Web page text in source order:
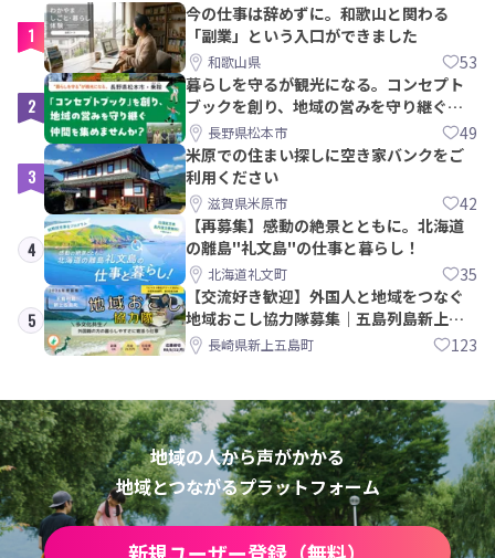
1
今の仕事は辞めずに。和歌山と関わる
「副業」という入口ができました
和歌山県 53
2
暮らしを守るが観光になる。コンセプト
ブックを創り、地域の営みを守り継ぐ仲
間を集めませんか？
長野県松本市 49
3
米原での住まい探しに空き家バンクをご
利用ください
滋賀県米原市 42
4
【再募集】感動の絶景とともに。北海道
の離島"礼文島"の仕事と暮らし！
北海道礼文町 35
5
【交流好き歓迎】外国人と地域をつなぐ
地域おこし協力隊募集｜五島列島新上五
島町長崎県新上五島町 123
地域の人から声がかかる
地域とつながるプラットフォーム
新規ユーザー登録（無料）